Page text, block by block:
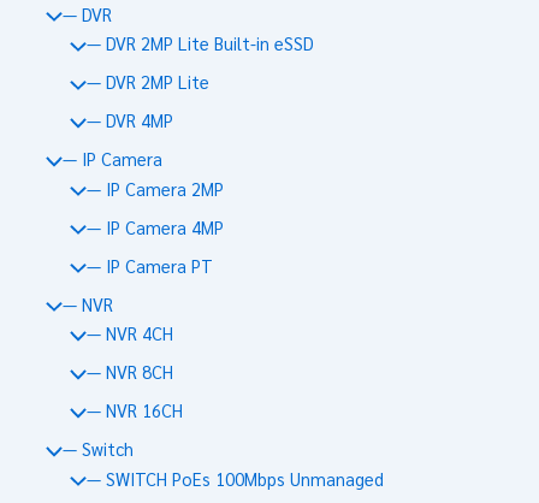
— DVR
— DVR 2MP Lite Built-in eSSD
— DVR 2MP Lite
— DVR 4MP
— IP Camera
— IP Camera 2MP
— IP Camera 4MP
— IP Camera PT
— NVR
— NVR 4CH
— NVR 8CH
— NVR 16CH
— Switch
— SWITCH PoEs 100Mbps Unmanaged